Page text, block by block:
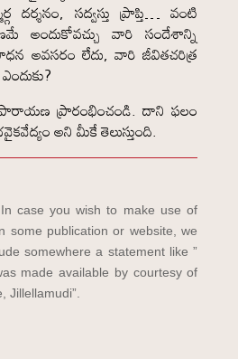
దర్శనం, సద్వస్తు ప్రాప్తి… వంటి
అందుకోవచ్చు వారి సందేశాన్ని
అవసరం లేదు, వారి జీవితచరిత్ర
ప్రారంభించండి. దాని ఫలం
అని మీకే తెలుస్తుంది.
In case you wish to make use of
some publication or website, we
somewhere a statement like ”
made available by courtesy of
Jillellamudi”.